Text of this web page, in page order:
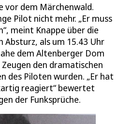
vor dem Märchenwald.
Pilot nicht mehr. „Er muss
meint Knappe über die
als um 15.43 Uhr
dem Altenberger Dom
den dramatischen
des Piloten wurden. „Er hat
reagiert“ bewertet
der Funksprüche.